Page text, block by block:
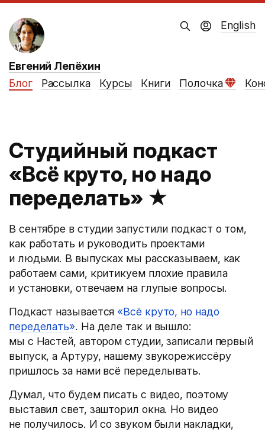
Евгений Лепёхин
Блог
Рассылка Курсы Книги Полочка
English
Студийный подкаст
«Всё круто, но надо
переделать» ★
В сентябре в студии запустили подкаст о том,
как работать и руководить проектами
и людьми. В выпусках мы рассказываем, как
работаем сами, критикуем плохие правила
и установки, отвечаем на глупые вопросы.
Подкаст называется «Всё круто, но надо
переделать». На деле так и вышло:
мы с Настей, автором студии, записали первый
выпуск, а Артуру, нашему звукорежиссёру
пришлось за нами всё переделывать.
Думал, что будем писать с видео, поэтому
выставил свет, зашторил окна. Но видео
не получилось. И со звуком были накладки,